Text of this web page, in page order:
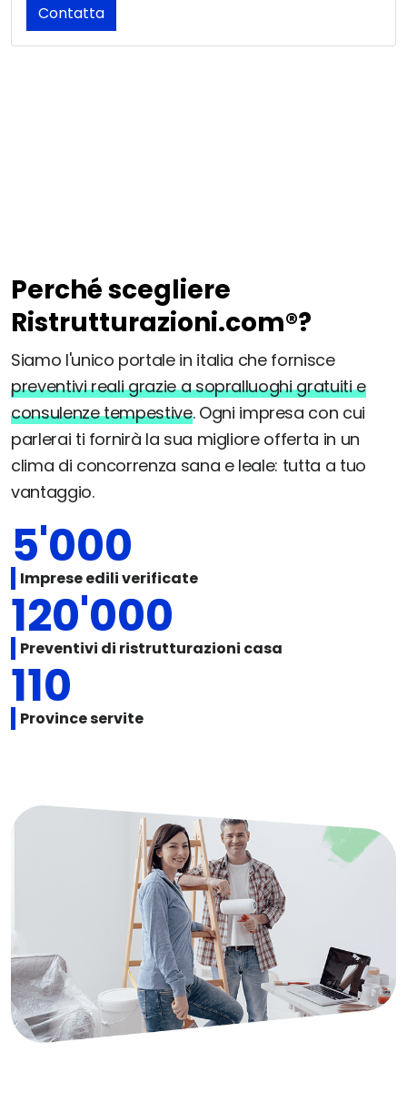
Contatta
Perché scegliere
Ristrutturazioni.com®?
Siamo l'unico portale in italia che fornisce
preventivi reali grazie a sopralluoghi gratuiti e
consulenze tempestive. Ogni impresa con cui
parlerai ti fornirà la sua migliore offerta in un
clima di concorrenza sana e leale: tutta a tuo
vantaggio.
5'000
Imprese edili verificate
120'000
Preventivi di ristrutturazioni casa
110
Province servite